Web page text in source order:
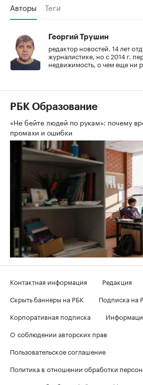
Авторы Теги
Георгий Трушин
редактор новостей. 14 лет
журналистике, но с 2014 г.
недвижимость, о чем еще ни
РБК Образование
«Не бейте людей по рукам»: почему
промахи и ошибки
Контактная информация
Редакция
Скрыть баннеры на РБК
Подписка на
Корпоративная подписка
О соблюдении авторских прав
Пользовательское соглашение
Политика в отношении обработки